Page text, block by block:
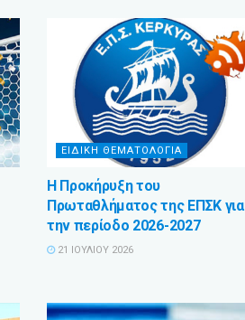
ΕΙΔΙΚΗ ΘΕΜΑΤΟΛΟΓΙΑ
Η Προκήρυξη του
Πρωταθλήματος της ΕΠΣΚ για
την περίοδο 2026-2027
21 ΙΟΥΛΊΟΥ 2026